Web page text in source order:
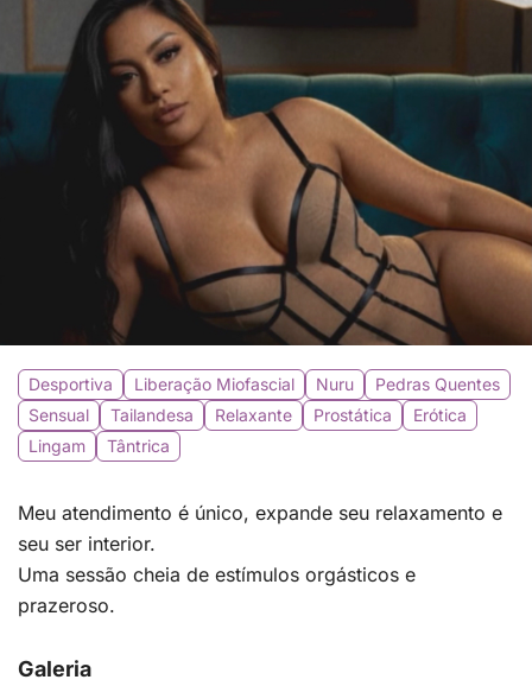
Desportiva Liberação Miofascial Nuru
Pedras Quentes
Sensual
Tailandesa Relaxante Prostática
Erótica
Lingam
Tântrica
Meu atendimento é único, expande seu relaxamento e
seu ser interior.
Uma sessão cheia de estímulos orgásticos e
prazeroso.
Galeria